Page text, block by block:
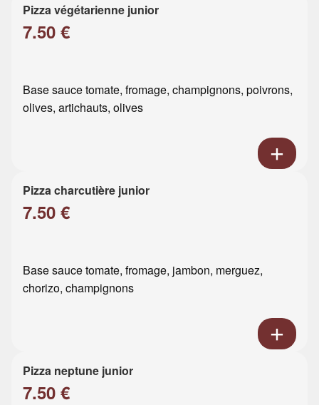
Pizza végétarienne junior
7.50 €
Base sauce tomate, fromage, champignons, poivrons,
olives, artichauts, olives
Pizza charcutière junior
7.50 €
Base sauce tomate, fromage, jambon, merguez,
chorizo, champignons
Pizza neptune junior
7.50 €